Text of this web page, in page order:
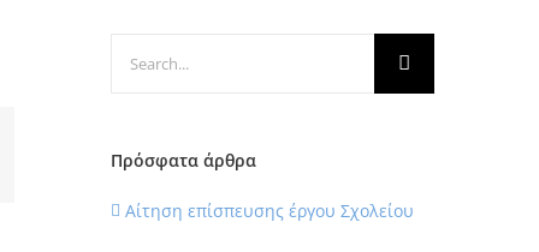
Search
Πρόσφατα άρθρα
Αίτηση επίσπευσης έργου Σχολείου